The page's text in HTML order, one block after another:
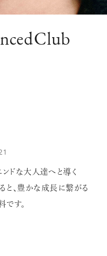
ドな大人達へと導く
と、豊かな成長に繋がる
す。